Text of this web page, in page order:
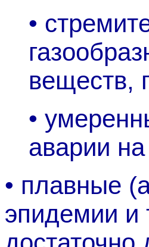
•
веществ,
•
аварии
• плавные
эпидемии и